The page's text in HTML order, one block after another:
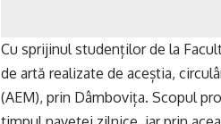
Cu sprijinul studenților de la
de artă realizate de aceștia,
(AEM), prin Dâmbovița. Scopul